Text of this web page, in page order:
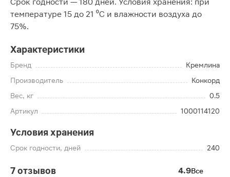
температуре 15 до 21 ⁰С и влажности воздуха до
75%.
Характеристики
Бренд
Кремлина
Производитель
Конкорд
Вес, кг
0.5
Артикул
1000114120
Условия хранения
Срок годности, дней 240
7 отзывов 4.9Все